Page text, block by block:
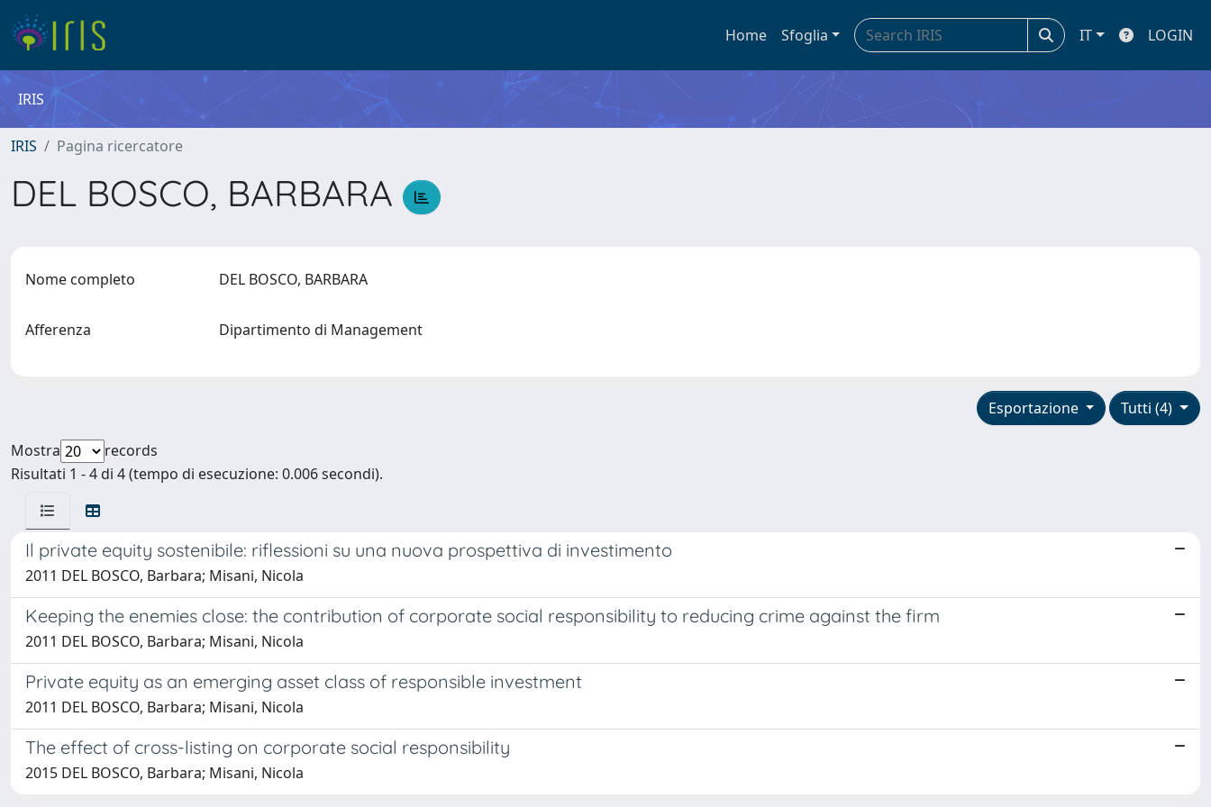
Home Sfoglia IT LOGIN
IRIS
IRIS Pagina ricercatore
DEL BOSCO, BARBARA
Nome completo DEL BOSCO, BARBARA
Afferenza Dipartimento di Management
Tutti (4)
Esportazione
Mostra
records
Risultati 1 - 4 di 4 (tempo di esecuzione: 0.006 secondi).
Il private equity sostenibile: riflessioni su una nuova prospettiva di investimento
2011 DEL BOSCO, Barbara; Misani, Nicola
Keeping the enemies close: the contribution of corporate social responsibility to reducing crime against the firm
2011 DEL BOSCO, Barbara; Misani, Nicola
Private equity as an emerging asset class of responsible investment
2011 DEL BOSCO, Barbara; Misani, Nicola
The effect of cross-listing on corporate social responsibility
2015 DEL BOSCO, Barbara; Misani, Nicola